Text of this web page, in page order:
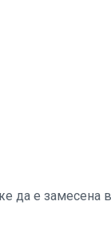
да е замесена